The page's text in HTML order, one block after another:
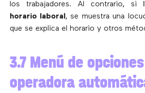
los trabajadores. Al contrario, si
horario laboral, se muestra una
que se explica el horario y otros
3.7 Menú de
operadora